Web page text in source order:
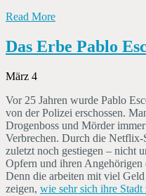
Read More
Das Erbe Pablo
März 4
Vor 25 Jahren wurde Pablo
von der Polizei erschossen.
Drogenboss und Mörder
Verbrechen. Durch die Netflix-
zuletzt noch gestiegen – nicht
Opfern und ihren
Denn die arbeiten mit viel
zeigen, wie sehr sich ihre